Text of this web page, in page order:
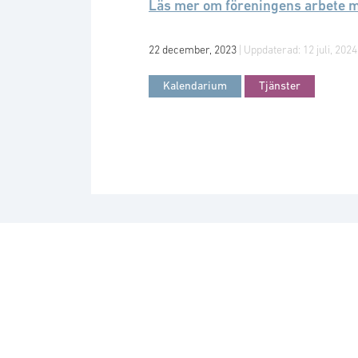
Läs mer om föreningens arbete
22 december, 2023 | Uppdaterad: 12 juli, 2024
Kalendarium Tjänster